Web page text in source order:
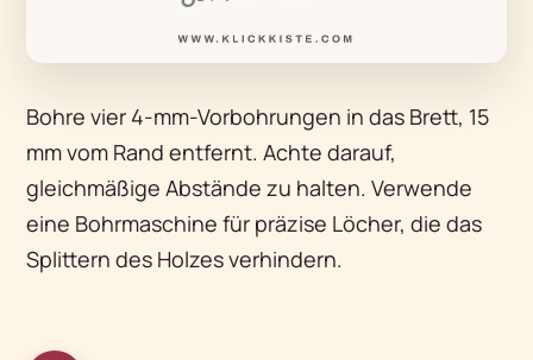
Bohre vier 4-mm-Vorbohrungen in das Brett, 15
mm vom Rand entfernt. Achte darauf,
gleichmäßige Abstände zu halten. Verwende
eine Bohrmaschine für präzise Löcher, die das
Splittern des Holzes verhindern.